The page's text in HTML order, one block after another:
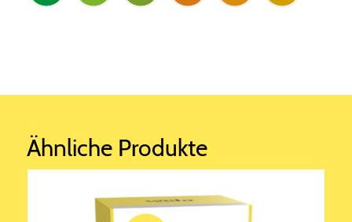
Ähnliche Produkte